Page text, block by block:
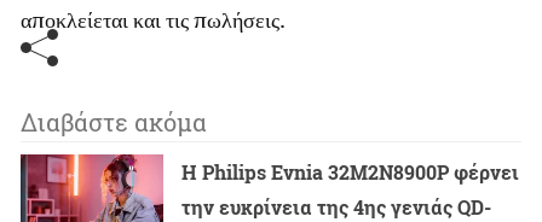
αποκλείεται και τις πωλήσεις.
Διαβάστε ακόμα
Η Philips Evnia 32M2N8900P φέρνει
την ευκρίνεια της 4ης γενιάς QD-